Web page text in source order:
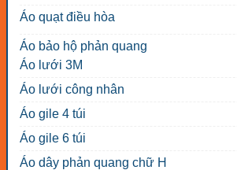
Áo quạt điều hòa
Áo bảo hộ phản quang
Áo lưới 3M
Áo lưới công nhân
Áo gile 4 túi
Áo gile 6 túi
Áo dây phản quang chữ H